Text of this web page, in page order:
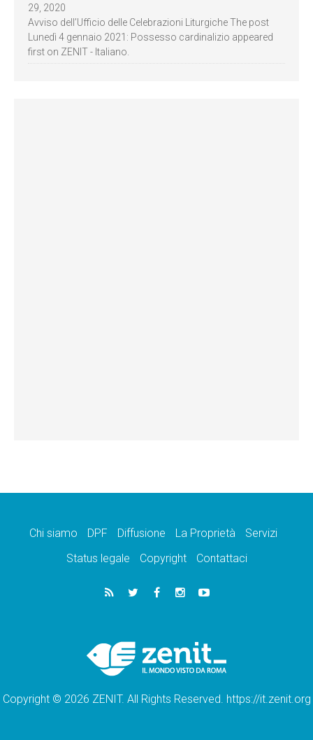
29, 2020
Avviso dell’Ufficio delle Celebrazioni Liturgiche The post
Lunedì 4 gennaio 2021: Possesso cardinalizio appeared
first on ZENIT - Italiano.
Chi siamo DPF Diffusione La Proprietà
Servizi
Status legale
Copyright Contattaci
Copyright © 2026 ZENIT. All Rights Reserved. https://it.zenit.org